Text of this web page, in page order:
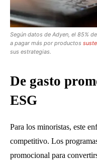
Según datos de Adyen, el 85%
a pagar más por productos
sus estrategias.
De gasto
ESG
Para los minoristas, este
competitivo. Los
promocional para